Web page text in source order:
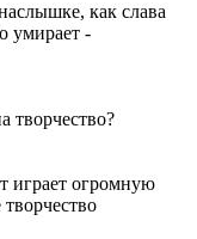
как слава
умирает -
творчество?
играет огромную